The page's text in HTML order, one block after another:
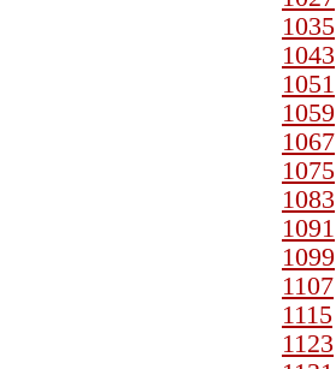
1035
1043
1051
1059
1067
1075
1083
1091
1099
1107
1115
1123